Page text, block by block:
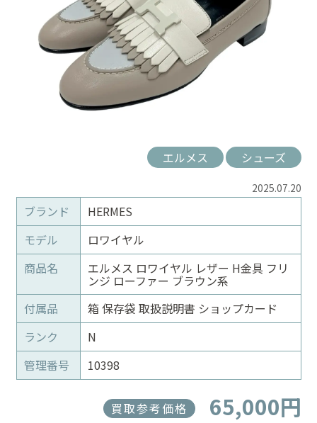
エルメス シューズ
2025.07.20
ブランド
HERMES
モデル
ロワイヤル
商品名
エルメス ロワイヤル レザー H金具 フリ
ンジ ローファー ブラウン系
付属品
箱 保存袋 取扱説明書 ショップカード
ランク
N
管理番号
10398
買取参考価格 65,000円